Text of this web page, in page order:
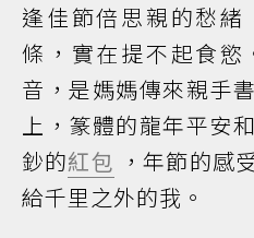
逢佳節倍思親的愁
條，實在提不起食慾
音，是媽媽傳來親手
上，篆體的龍年平安
鈔的紅包 ，年節的感
給千里之外的我。